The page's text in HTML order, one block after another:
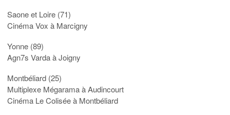
Saone et Loire (71)
Cinéma Vox à Marcigny
Yonne (89)
Agn7s Varda à Joigny
Montbéliard (25)
Multiplexe Mégarama à Audincourt
Cinéma Le Colisée à Montbéliard